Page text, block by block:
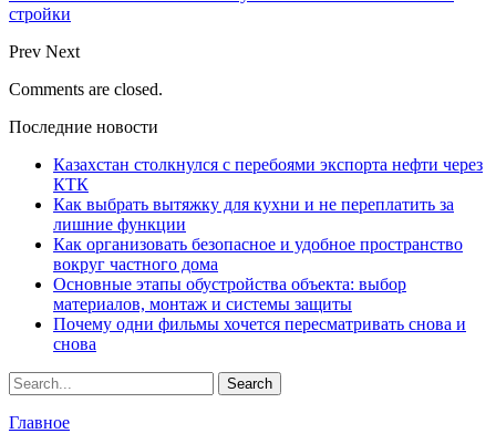
стройки
Prev Next
Comments are closed.
Последние новости
Казахстан столкнулся с перебоями экспорта нефти через
КТК
Как выбрать вытяжку для кухни и не переплатить за
лишние функции
Как организовать безопасное и удобное пространство
вокруг частного дома
Основные этапы обустройства объекта: выбор
материалов, монтаж и системы защиты
Почему одни фильмы хочется пересматривать снова и
снова
Главное